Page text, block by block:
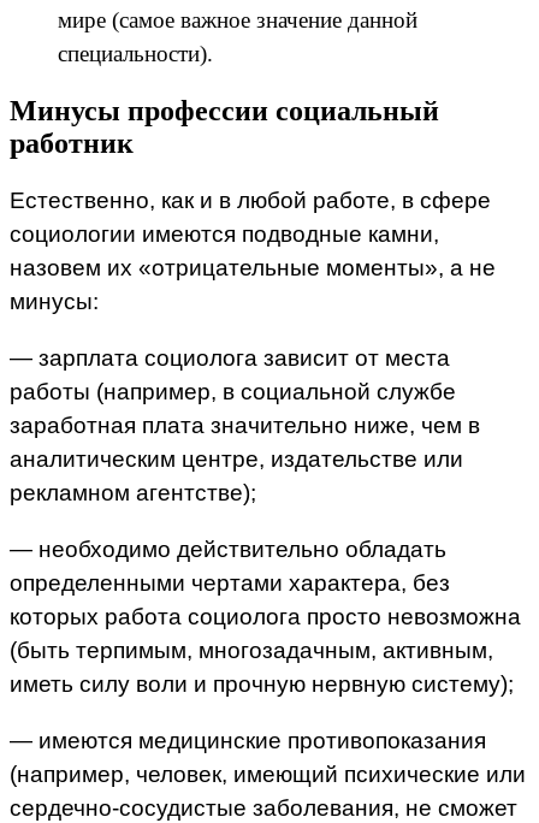
мире (самое важное значение данной
специальности).
Минусы профессии социальный
работник
Естественно, как и в любой работе, в сфере
социологии имеются подводные камни,
назовем их «отрицательные моменты», а не
минусы:
— зарплата социолога зависит от места
работы (например, в социальной службе
заработная плата значительно ниже, чем в
аналитическим центре, издательстве или
рекламном агентстве);
— необходимо действительно обладать
определенными чертами характера, без
которых работа социолога просто невозможна
(быть терпимым, многозадачным, активным,
иметь силу воли и прочную нервную систему);
— имеются медицинские противопоказания
(например, человек, имеющий психические или
сердечно-сосудистые заболевания, не сможет